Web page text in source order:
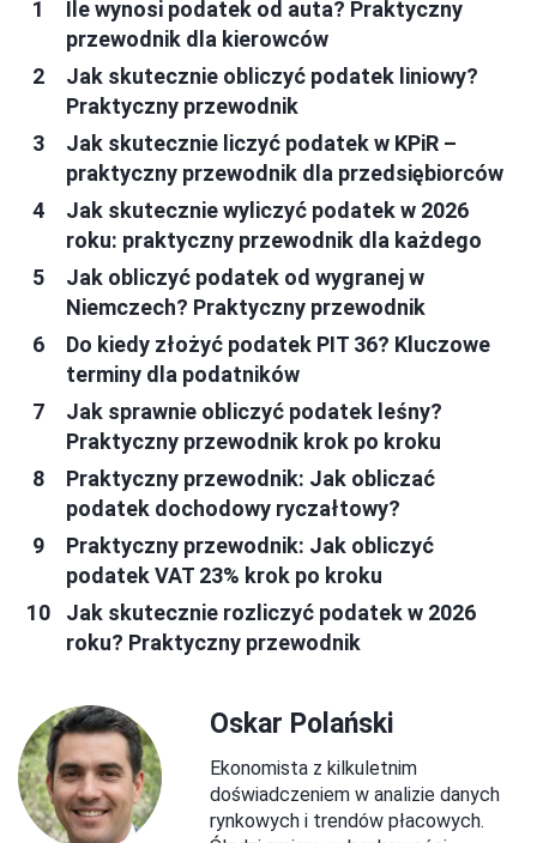
Ile wynosi podatek od auta? Praktyczny
przewodnik dla kierowców
Jak skutecznie obliczyć podatek liniowy?
Praktyczny przewodnik
Jak skutecznie liczyć podatek w KPiR –
praktyczny przewodnik dla przedsiębiorców
Jak skutecznie wyliczyć podatek w 2026
roku: praktyczny przewodnik dla każdego
Jak obliczyć podatek od wygranej w
Niemczech? Praktyczny przewodnik
Do kiedy złożyć podatek PIT 36? Kluczowe
terminy dla podatników
Jak sprawnie obliczyć podatek leśny?
Praktyczny przewodnik krok po kroku
Praktyczny przewodnik: Jak obliczać
podatek dochodowy ryczałtowy?
Praktyczny przewodnik: Jak obliczyć
podatek VAT 23% krok po kroku
Jak skutecznie rozliczyć podatek w 2026
roku? Praktyczny przewodnik
Oskar Polański
Ekonomista z kilkuletnim
doświadczeniem w analizie danych
rynkowych i trendów płacowych.